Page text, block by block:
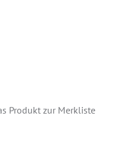
Produkt zur Merkliste